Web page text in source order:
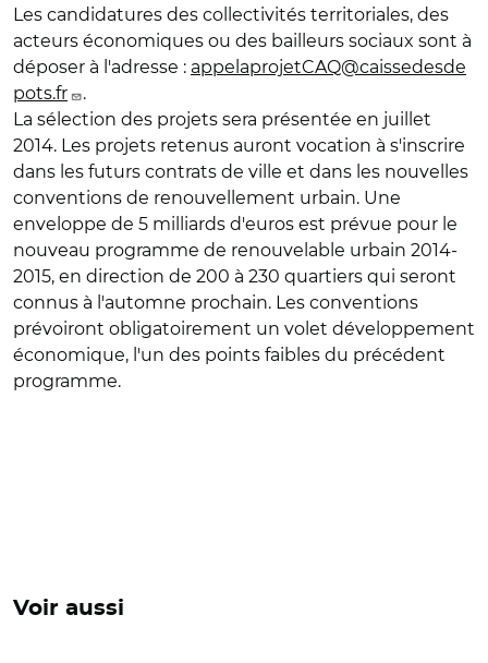
Les candidatures des collectivités territoriales, des
acteurs économiques ou des bailleurs sociaux sont à
déposer à l'adresse : appelaprojetCAQ@caissedesde
pots.fr
.
La sélection des projets sera présentée en juillet
2014. Les projets retenus auront vocation à s'inscrire
dans les futurs contrats de ville et dans les nouvelles
conventions de renouvellement urbain. Une
enveloppe de 5 milliards d'euros est prévue pour le
nouveau programme de renouvelable urbain 2014-
2015, en direction de 200 à 230 quartiers qui seront
connus à l'automne prochain. Les conventions
prévoiront obligatoirement un volet développement
économique, l'un des points faibles du précédent
programme.
Voir aussi